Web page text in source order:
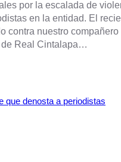
por la escalada de
en la entidad. El
contra nuestro compañero
Real Cintalapa…